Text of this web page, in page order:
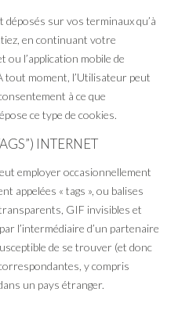
déposés sur vos terminaux qu’à
en continuant votre
l’application mobile de
tout moment, l’Utilisateur peut
à ce que
ce type de cookies.
INTERNET
employer occasionnellement
appelées « tags », ou balises
GIF invisibles et
l’intermédiaire d’un partenaire
de se trouver (et donc
y compris
un pays étranger.